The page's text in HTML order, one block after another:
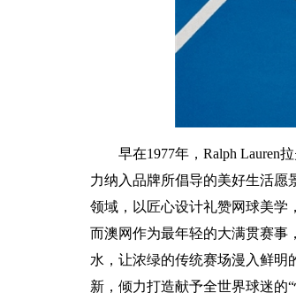
早在1977年，Ralph Lauren
力纳入品牌所倡导的美好生活愿
领域，以匠心设计礼赞网球美学
而澳网作为最年轻的大满贯赛事
水，让浓绿的传统赛场漫入鲜
新，倾力打造献予全世界球迷的